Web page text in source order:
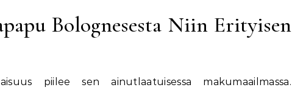
Bolognesesta Niin Erityisen
piilee sen ainutlaatuisessa makumaailmassa.